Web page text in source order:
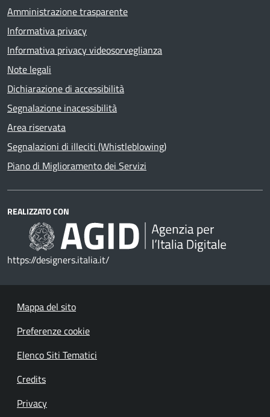
Amministrazione trasparente
Informativa privacy
Informativa privacy videosorveglianza
Note legali
Dichiarazione di accessibilità
Segnalazione inacessibilità
Area riservata
Segnalazioni di illeciti (Whistleblowing)
Piano di Miglioramento dei Servizi
REALIZZATO CON
https://designers.italia.it/
Mappa del sito
Preferenze cookie
Elenco Siti Tematici
Credits
Privacy